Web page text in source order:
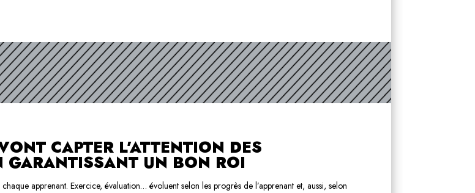
CAPTER L’ATTENTION DES
GARANTISSANT UN BON ROI
apprenant. Exercice, évaluation… évoluent selon les progrès de l’apprenant et, aussi, selon